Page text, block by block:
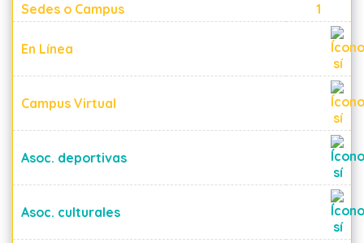
Sedes o Campus
1
En Línea
Campus Virtual
Asoc. deportivas
Asoc. culturales